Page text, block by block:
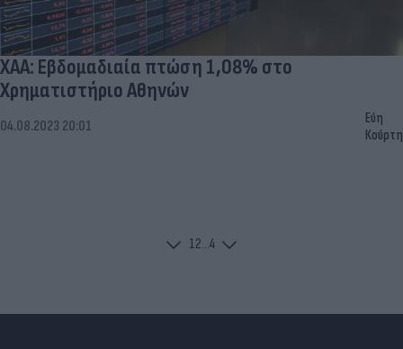
ΧΑΑ: Εβδομαδιαία πτώση 1,08% στο
Χρηματιστήριο Αθηνών
04.08.2023 20:01
Εύη
Κούρτη
12...4